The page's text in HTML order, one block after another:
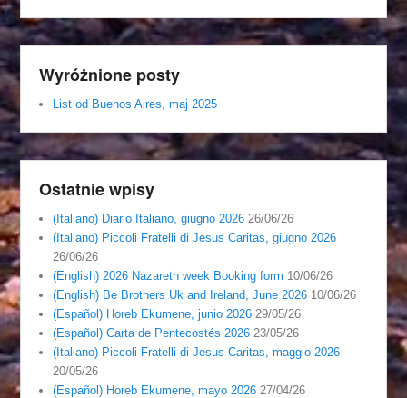
Wyróżnione posty
List od Buenos Aires, maj 2025
Ostatnie wpisy
(Italiano) Diario Italiano, giugno 2026 26/06/26
(Italiano) Piccoli Fratelli di Jesus Caritas, giugno 2026
26/06/26
(English) 2026 Nazareth week Booking form 10/06/26
(English) Be Brothers Uk and Ireland, June 2026 10/06/26
(Español) Horeb Ekumene, junio 2026 29/05/26
(Español) Carta de Pentecostés 2026 23/05/26
(Italiano) Piccoli Fratelli di Jesus Caritas, maggio 2026
20/05/26
(Español) Horeb Ekumene, mayo 2026 27/04/26